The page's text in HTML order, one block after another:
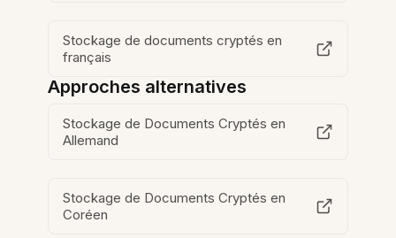
Stockage de documents cryptés en
français
Approches alternatives
Stockage de Documents Cryptés en
Allemand
Stockage de Documents Cryptés en
Coréen